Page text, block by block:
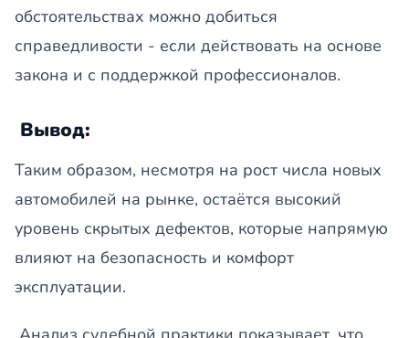
обстоятельствах можно добиться
справедливости - если действовать на основе
закона и с поддержкой профессионалов.
Вывод:
Таким образом, несмотря на рост числа новых
автомобилей на рынке, остаётся высокий
уровень скрытых дефектов, которые напрямую
влияют на безопасность и комфорт
эксплуатации.